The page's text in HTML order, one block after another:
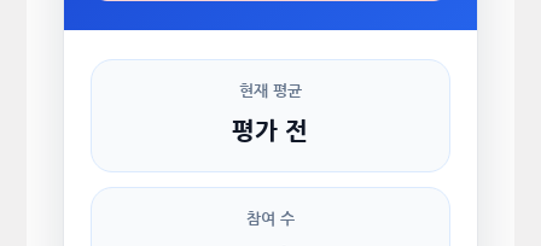
현재 평균
평가 전
참여 수